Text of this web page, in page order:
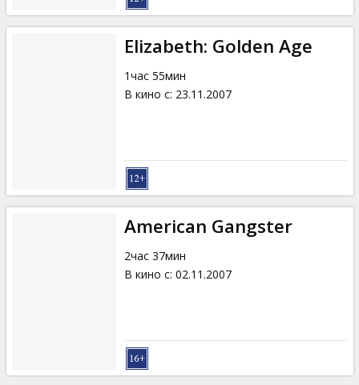
Elizabeth: Golden Age
1час 55мин
В кино с: 23.11.2007
American Gangster
2час 37мин
В кино с: 02.11.2007